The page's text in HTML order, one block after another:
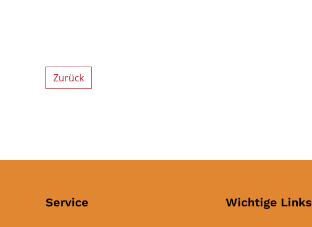
Zurück
Service Wichtige Links